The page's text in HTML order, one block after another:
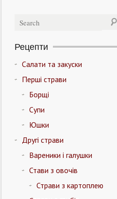
Рецепти
Салати та закуски
Перші страви
Борщі
Супи
Юшки
Другі страви
Вареники і галушки
Стави з овочів
Страви з картоплею